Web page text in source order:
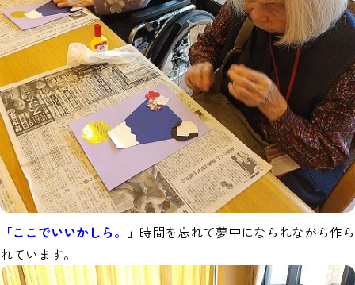
「ここでいいかしら。」 時間を忘れて夢中になられながら作ら
れています。